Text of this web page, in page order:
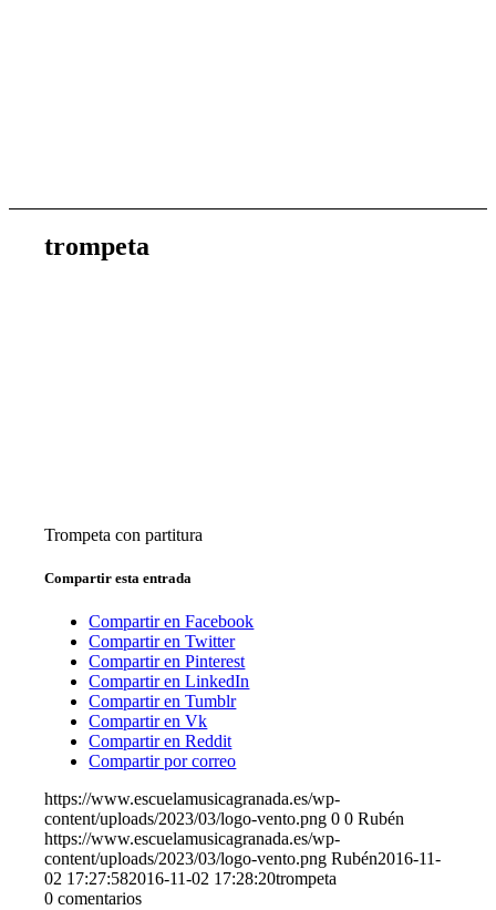
trompeta
Trompeta con partitura
Compartir esta entrada
Compartir en Facebook
Compartir en Twitter
Compartir en Pinterest
Compartir en LinkedIn
Compartir en Tumblr
Compartir en Vk
Compartir en Reddit
Compartir por correo
https://www.escuelamusicagranada.es/wp-
content/uploads/2023/03/logo-vento.png 0 0 Rubén
https://www.escuelamusicagranada.es/wp-
content/uploads/2023/03/logo-vento.png Rubén2016-11-
02 17:27:582016-11-02 17:28:20trompeta
0 comentarios